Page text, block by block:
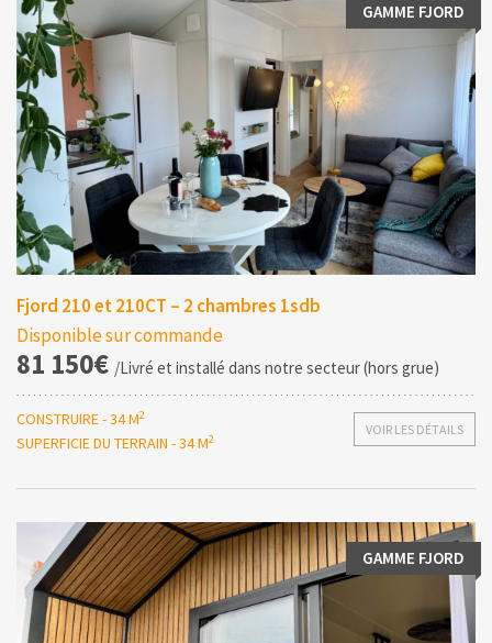
GAMME FJORD
Fjord 210 et 210CT – 2 chambres 1sdb
Disponible sur commande
81 150€ /Livré et installé dans notre secteur (hors grue)
VOIR LES DÉTAILS
CONSTRUIRE - 34 M2
SUPERFICIE DU TERRAIN - 34 M2
GAMME FJORD